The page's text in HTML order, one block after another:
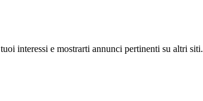
interessi e mostrarti annunci pertinenti su altri siti.